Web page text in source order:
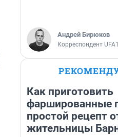
Андрей Бирюков
Корреспондент
Как приготовить
фаршированные
простой рецепт
жительницы